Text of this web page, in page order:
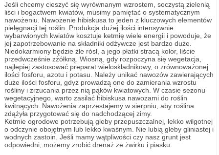
Jeśli chcemy cieszyć się wyrównanym wzrostem, soczystą zielenią
liści i bogactwem kwiatów, musimy pamiętać o systematycznym
nawożeniu. Nawożenie hibiskusa to jeden z kluczowych elementów
pielęgnacji tej roślin. Produkcja dużej ilości intensywnie
wybarwionych kwiatów kosztuje ketmię wiele energii i powoduje, że
jej zapotrzebowanie na składniki odżywcze jest bardzo duże.
Niedokarmiony będzie źle rósł, a jego płatki stracą kolor, liście
przedwcześnie zżółkną. Wiosną, gdy rozpoczyna się wegetacja,
najlepiej zastosować preparat wieloskładnikowy, o zrównoważonej
ilości fosforu, azotu i potasu. Należy unikać nawozów zawierających
duże ilości fosforu, gdyż prowadzą one do zamierania wzrostu
rośliny i zrzucania przez nią pąków kwiatowych. W czasie sezonu
wegetacyjnego, warto zasilać hibiskusa nawozami do roślin
kwitnących. Nawożenia zaprzestajemy w sierpniu, aby roślina
zdążyła przygotować się do nadchodzącej zimy.
Ketmie ogrodowe potrzebują gleby przepuszczalnej, lekko wilgotnej
o odczynie obojętnym lub lekko kwaśnym. Nie lubią gleby gliniastej i
wodnych zastoin. Jeśli mamy wątpliwości czy nasz grunt jest
odpowiedni, możemy zrobić drenaż ze żwirku i piasku.